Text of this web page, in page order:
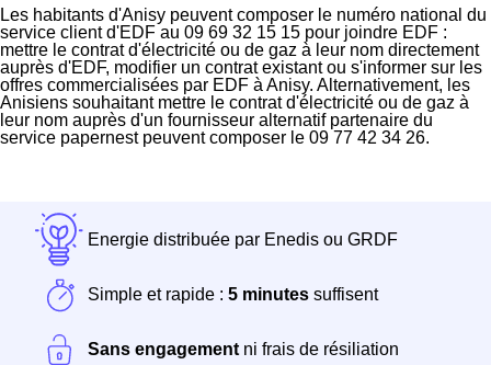
Les habitants d'Anisy peuvent composer le numéro national du
service client d'EDF au 09 69 32 15 15 pour joindre EDF :
mettre le contrat d'électricité ou de gaz à leur nom directement
auprès d'EDF, modifier un contrat existant ou s'informer sur les
offres commercialisées par EDF à Anisy. Alternativement, les
Anisiens souhaitant mettre le contrat d'électricité ou de gaz à
leur nom auprès d'un fournisseur alternatif partenaire du
service papernest peuvent composer le 09 77 42 34 26.
Energie distribuée par Enedis ou GRDF
Simple et rapide : 5 minutes suffisent
Sans engagement ni frais de résiliation